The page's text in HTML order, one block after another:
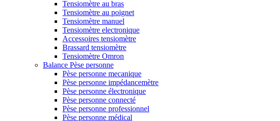
Tensiomètre au bras
Tensiomètre au poignet
Tensiomètre manuel
Tensiomètre electronique
Accessoires tensiomètre
Brassard tensiomètre
Tensiomètre Omron
Balance Pèse personne
Pèse personne mecanique
Pèse personne impédancemètre
Pèse personne électronique
Pèse personne connecté
Pèse personne professionnel
Pèse personne médical